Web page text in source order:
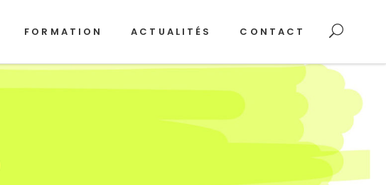
FORMATION ACTUALITÉS CONTACT